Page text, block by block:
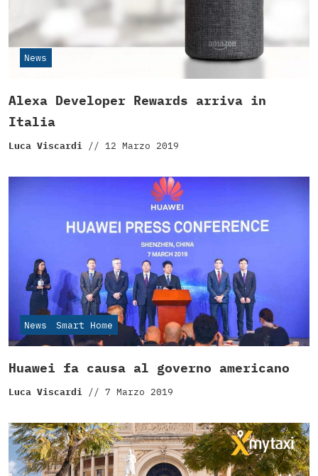
News
Alexa Developer Rewards arriva in
Italia
Luca Viscardi // 12 Marzo 2019
News Smart Home
Huawei fa causa al governo americano
Luca Viscardi // 7 Marzo 2019